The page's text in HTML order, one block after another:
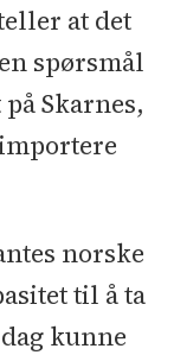
at det
spørsmål
Skarnes,
norske
til å ta
kunne